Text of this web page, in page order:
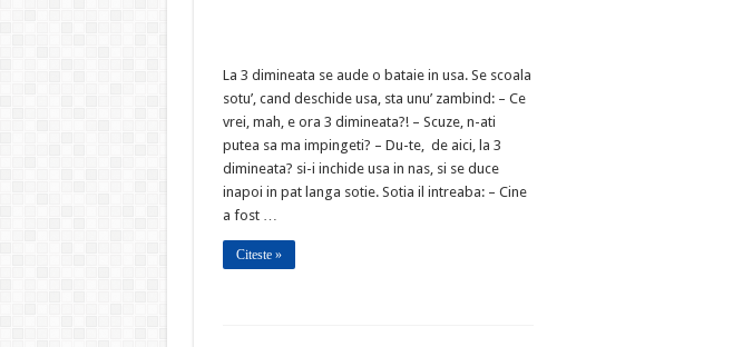
La 3 dimineata se aude o bataie in usa. Se scoala
sotu’, cand deschide usa, sta unu’ zambind: – Ce
vrei, mah, e ora 3 dimineata?! – Scuze, n-ati
putea sa ma impingeti? – Du-te, de aici, la 3
dimineata? si-i inchide usa in nas, si se duce
inapoi in pat langa sotie. Sotia il intreaba: – Cine
a fost …
Citeste »